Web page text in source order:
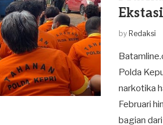
Ekstasi
by Redaksi
Polda
narkotika
Februari
bagian